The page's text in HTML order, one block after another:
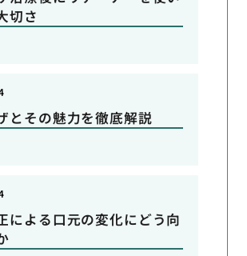
切さ
とその魅力を徹底解説
による口元の変化にどう向